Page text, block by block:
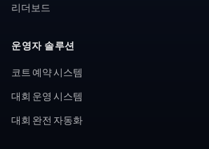
리더보드
운영자 솔루션
코트 예약 시스템
대회 운영 시스템
대회 완전 자동화